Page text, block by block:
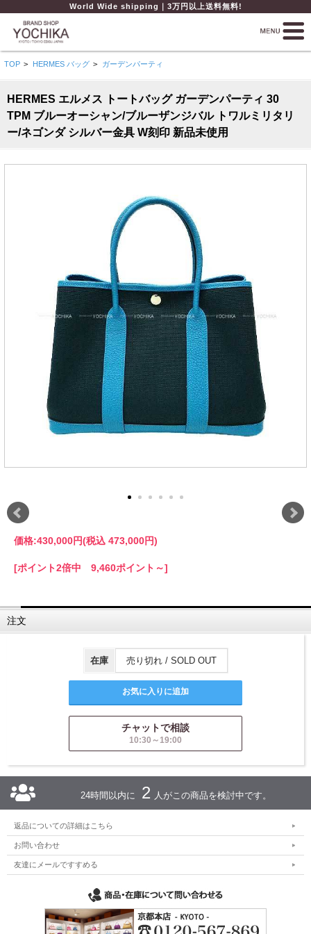
World Wide shipping｜3万円以上送料無料!
TOP > HERMES バッグ > ガーデンパーティ
HERMES エルメス トートバッグ ガーデンパーティ 30
TPM ブルーオーシャン/ブルーザンジバル トワルミリタリ
ー/ネゴンダ シルバー金具 W刻印 新品未使用
価格:430,000円(税込 473,000円)
[ポイント2倍中 9,460ポイント～]
注文
在庫 売り切れ / SOLD OUT
チャットで相談
10:30～19:00
24時間以内に 2 人がこの商品を検討中です。
返品についての詳細はこちら
お問い合わせ
友達にメールですすめる